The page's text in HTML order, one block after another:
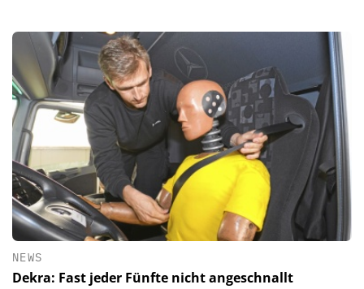
NEWS
Dekra: Fast jeder Fünfte nicht angeschnallt